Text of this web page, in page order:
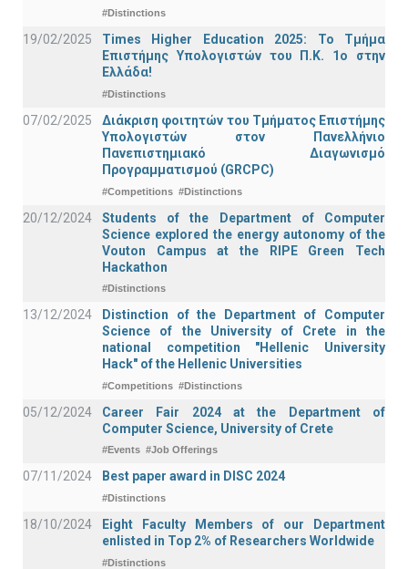
#Distinctions
19/02/2025
Times Higher Education 2025: Το Τμήμα
Επιστήμης Υπολογιστών του Π.Κ. 1ο στην
Ελλάδα!
#Distinctions
07/02/2025
Διάκριση φοιτητών του Τμήματος Επιστήμης
Υπολογιστών στον Πανελλήνιο
Πανεπιστημιακό Διαγωνισμό
Προγραμματισμού (GRCPC)
#Competitions #Distinctions
20/12/2024
Students of the Department of Computer
Science explored the energy autonomy of the
Vouton Campus at the RIPE Green Tech
Hackathon
#Distinctions
13/12/2024
Distinction of the Department of Computer
Science of the University of Crete in the
national competition "Hellenic University
Hack" of the Hellenic Universities
#Competitions #Distinctions
05/12/2024
Career Fair 2024 at the Department of
Computer Science, University of Crete
#Events #Job Offerings
07/11/2024 Best paper award in DISC 2024
#Distinctions
18/10/2024
Eight Faculty Members of our Department
enlisted in Top 2% of Researchers Worldwide
#Distinctions